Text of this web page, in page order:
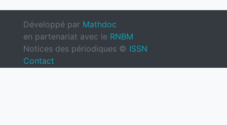
Développé par Mathdoc
en partenariat avec le RNBM
Notices des périodiques © ISSN
Contact